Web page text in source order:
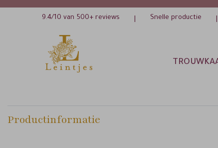
9.4/10 van 500+ reviews Snelle productie
Productinformatie